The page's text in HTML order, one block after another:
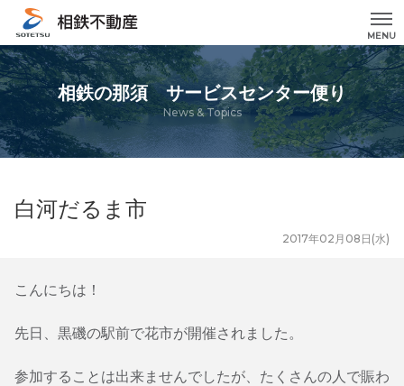
MENU
相鉄の那須 サービスセンター便り
News & Topics
白河だるま市
2017年02月08日(水)
こんにちは！
先日、黒磯の駅前で花市が開催されました。
参加することは出来ませんでしたが、たくさんの人で賑わ